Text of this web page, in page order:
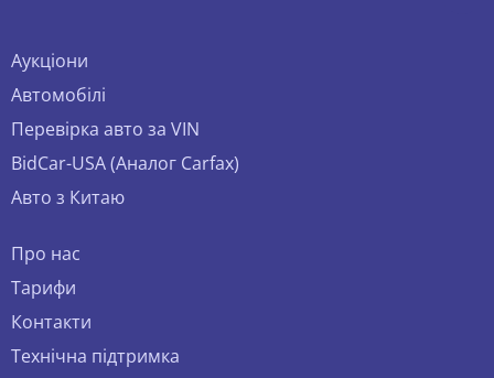
Аукціони
Автомобілі
Перевірка авто за VIN
BidCar-USA (Аналог Carfax)
Авто з Китаю
Про нас
Тарифи
Контакти
Технічна підтримка